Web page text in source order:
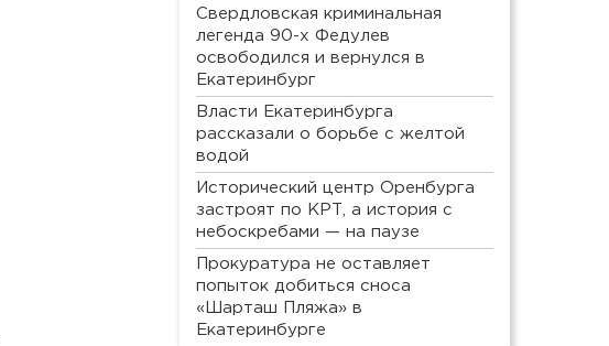
Свердловская криминальная
легенда 90-х Федулев
освободился и вернулся в
Екатеринбург
Власти Екатеринбурга
рассказали о борьбе с желтой
водой
Исторический центр Оренбурга
застроят по КРТ, а история с
небоскребами — на паузе
Прокуратура не оставляет
попыток добиться сноса
«Шарташ Пляжа» в
Екатеринбурге